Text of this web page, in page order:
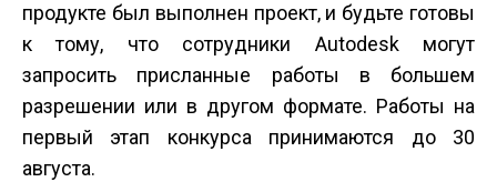
продукте был выполнен проект, и будьте готовы
к тому, что сотрудники Autodesk могут
запросить присланные работы в большем
разрешении или в другом формате. Работы на
первый этап конкурса принимаются до 30
августа.